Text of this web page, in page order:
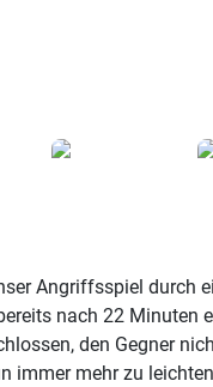
Angriffsspiel durch
nach 22 Minuten
den Gegner
immer mehr zu